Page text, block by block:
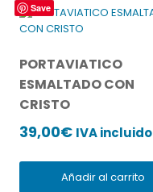
Save
PORTAVIATICO
ESMALTADO CON
CRISTO
39,00€ IVA incluido
Añadir al carrito